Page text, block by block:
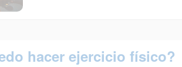
hacer ejercicio físico?